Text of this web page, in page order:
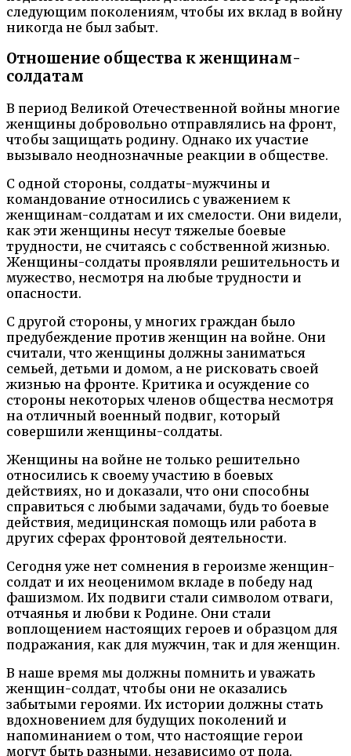
следующим поколениям, чтобы их вклад в войну
никогда не был забыт.
Отношение общества к женщинам-
солдатам
В период Великой Отечественной войны многие
женщины добровольно отправлялись на фронт,
чтобы защищать родину. Однако их участие
вызывало неоднозначные реакции в обществе.
С одной стороны, солдаты-мужчины и
командование относились с уважением к
женщинам-солдатам и их смелости. Они видели,
как эти женщины несут тяжелые боевые
трудности, не считаясь с собственной жизнью.
Женщины-солдаты проявляли решительность и
мужество, несмотря на любые трудности и
опасности.
С другой стороны, у многих граждан было
предубеждение против женщин на войне. Они
считали, что женщины должны заниматься
семьей, детьми и домом, а не рисковать своей
жизнью на фронте. Критика и осуждение со
стороны некоторых членов общества несмотря
на отличный военный подвиг, который
совершили женщины-солдаты.
Женщины на войне не только решительно
относились к своему участию в боевых
действиях, но и доказали, что они способны
справиться с любыми задачами, будь то боевые
действия, медицинская помощь или работа в
других сферах фронтовой деятельности.
Сегодня уже нет сомнения в героизме женщин-
солдат и их неоценимом вкладе в победу над
фашизмом. Их подвиги стали символом отваги,
отчаянья и любви к Родине. Они стали
воплощением настоящих героев и образцом для
подражания, как для мужчин, так и для женщин.
В наше время мы должны помнить и уважать
женщин-солдат, чтобы они не оказались
забытыми героями. Их истории должны стать
вдохновением для будущих поколений и
напоминанием о том, что настоящие герои
могут быть разными, независимо от пола.